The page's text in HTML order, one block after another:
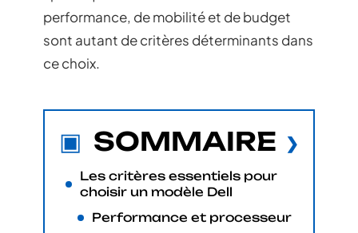
performance, de mobilité et de budget
sont autant de critères déterminants dans
ce choix.
SOMMAIRE
Les critères essentiels pour
choisir un modèle Dell
Performance et processeur